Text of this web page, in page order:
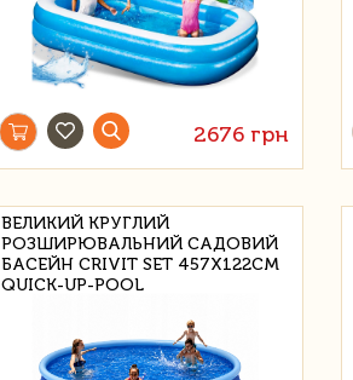
2676 грн
ВЕЛИКИЙ КРУГЛИЙ
РОЗШИРЮВАЛЬНИЙ САДОВИЙ
БАСЕЙН CRIVIT SET 457X122CM
QUICK-UP-POOL